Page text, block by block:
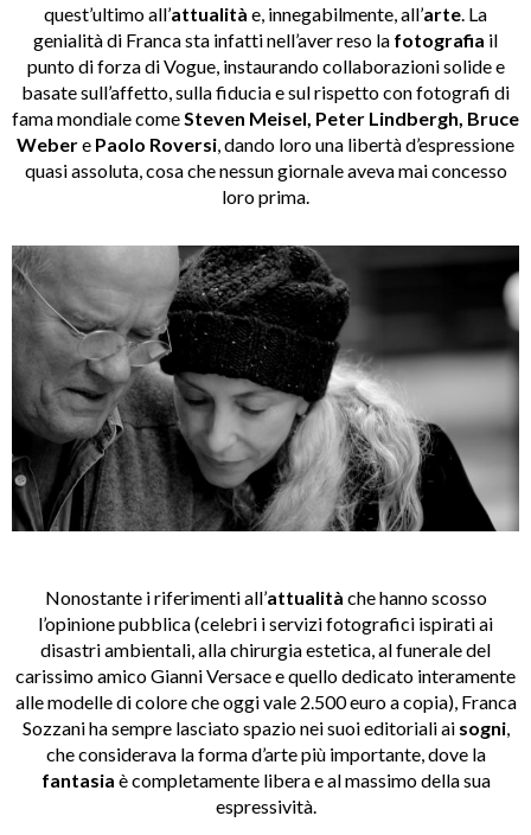
quest’ultimo all’attualità e, innegabilmente, all’arte . La
genialità di Franca sta infatti nell’aver reso la fotografia il
punto di forza di Vogue, instaurando collaborazioni solide e
basate sull’affetto, sulla fiducia e sul rispetto con fotografi di
fama mondiale come Steven Meisel, Peter Lindbergh, Bruce
Webere Paolo Roversi , dando loro una libertà d’espressione
quasi assoluta, cosa che nessun giornale aveva mai concesso
loro prima.
Nonostante i riferimenti all’attualità che hanno scosso
l’opinione pubblica (celebri i servizi fotografici ispirati ai
disastri ambientali, alla chirurgia estetica, al funerale del
carissimo amico Gianni Versace e quello dedicato interamente
alle modelle di colore che oggi vale 2.500 euro a copia), Franca
Sozzani ha sempre lasciato spazio nei suoi editoriali aisogni,
che considerava la forma d’arte più importante, dove la
fantasia è completamente libera e al massimo della sua
espressività.